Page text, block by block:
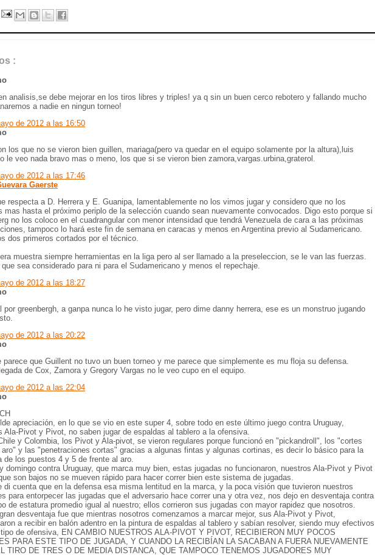
:
analisis,se debe mejorar en los tiros libres y triples! ya q sin un buen cerco rebotero y fallando mucho
a nadie en ningun torneo!
de 2012 a las 16:50
los que no se vieron bien guillen, mariaga(pero va quedar en el equipo solamente por la altura),luis
le veo nada bravo mas o meno, los que si se vieron bien zamora,vargas.urbina,graterol.
de 2012 a las 17:46
Gaerste
respecta a D. Herrera y E. Guanipa, lamentablemente no los vimos jugar y considero que no los
mas hasta el próximo periplo de la selección cuando sean nuevamente convocados. Digo esto porque si
no los coloco en el cuadrangular con menor intensidad que tendrá Venezuela de cara a las próximas
tampoco lo hará este fin de semana en caracas y menos en Argentina previo al Sudamericano.
dos primeros cortados por el técnico.
muestra siempre herramientas en la liga pero al ser llamado a la preseleccion, se le van las fuerzas.
que sea considerado para ni para el Sudamericano y menos el repechaje.
de 2012 a las 18:27
por greenbergh, a ganpa nunca lo he visto jugar, pero dime danny herrera, ese es un monstruo jugando
de 2012 a las 20:22
parece que Guillent no tuvo un buen torneo y me parece que simplemente es mu floja su defensa.
de Cox, Zamora y Gregory Vargas no le veo cupo en el equipo.
de 2012 a las 22:04
apreciación, en lo que se vio en este super 4, sobre todo en este último juego contra Uruguay,
Ala-Pivot y Pivot, no saben jugar de espaldas al tablero a la ofensiva.
y Colombia, los Pivot y Ala-pivot, se vieron regulares porque funcionó en "pickandroll", los "cortes
aro" y las "penetraciones cortas" gracias a algunas fintas y algunas cortinas, es decir lo básico para la
de los puestos 4 y 5 de frente al aro.
domingo contra Uruguay, que marca muy bien, estas jugadas no funcionaron, nuestros Ala-Pivot y Pivot
son bajos no se mueven rápido para hacer correr bien este sistema de jugadas.
di cuenta que en la defensa esa misma lentitud en la marca, y la poca visión que tuvieron nuestros
para entorpecer las jugadas que el adversario hace correr una y otra vez, nos dejo en desventaja contra
de estatura promedio igual al nuestro; ellos corrieron sus jugadas con mayor rapidez que nosotros.
desventaja fue que mientras nosotros comenzamos a marcar mejor, sus Ala-Pivot y Pivot,
a recibir en balón adentro en la pintura de espaldas al tablero y sabían resolver, siendo muy efectivos
de ofensiva, EN CAMBIO NUESTROS ALA-PIVOT Y PIVOT, RECIBIERON MUY POCOS
PARA ESTE TIPO DE JUGADA, Y CUANDO LA RECIBÍAN LA SACABAN A FUERA NUEVAMENTE
TIRO DE TRES O DE MEDIA DISTANCA, QUE TAMPOCO TENEMOS JUGADORES MUY